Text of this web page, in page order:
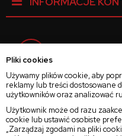
Pliki cookies
Używamy plików cookie, aby
reklamy lub treści dostosowane
użytkowników oraz analizować
Użytkownik może od razu
cookie lub ustawić osobiste
„Zarządzaj zgodami na pliki
Instagram
Twitter